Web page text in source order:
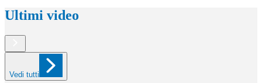
Ultimi video
Vedi tutti